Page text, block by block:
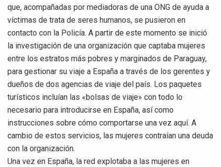
que, acompañadas por mediadoras de una ONG de ayuda a
víctimas de trata de seres humanos, se pusieron en
contacto con la Policía. A partir de este momento se inició
la investigación de una organización que captaba mujeres
entre los estratos más pobres y marginados de Paraguay,
para gestionar su viaje a España a través de los gerentes y
dueños de dos agencias de viaje del país. Los paquetes
turísticos incluían las «bolsas de viaje» con todo lo
necesario para introducirse en España, así como
instrucciones sobre cómo comportarse una vez aquí. A
cambio de estos servicios, las mujeres contraían una deuda
con la organización.
Una vez en España, la red explotaba a las mujeres en